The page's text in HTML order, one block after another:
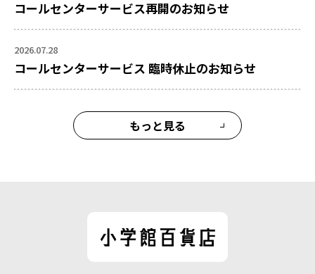
コールセンターサービス再開のお知らせ
2026.07.28
コールセンターサービス 臨時休止のお知らせ
もっと見る